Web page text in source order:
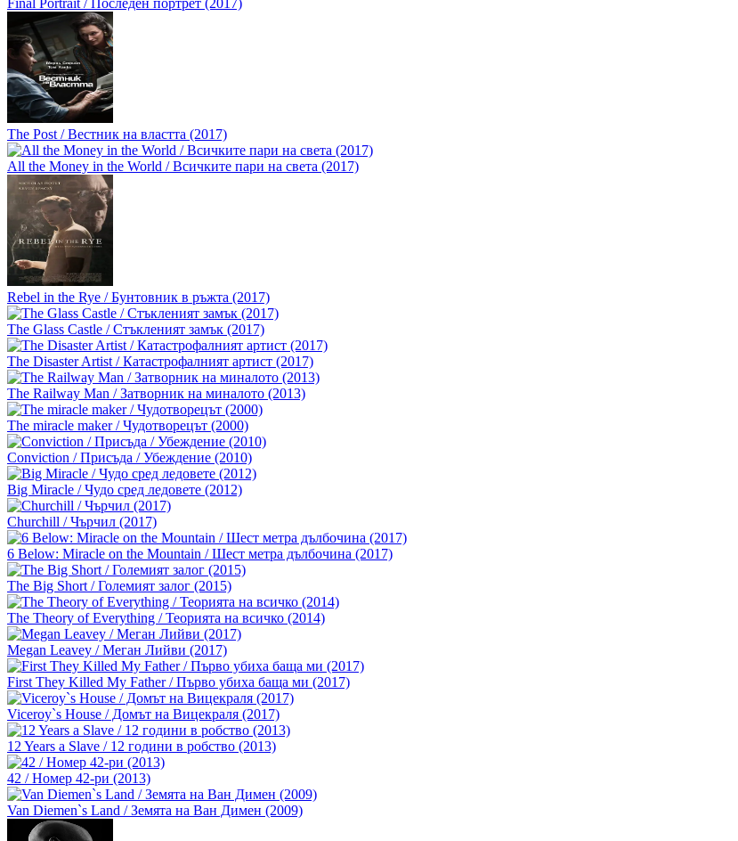
The Post / Вестник на властта (2017)
All the Money in the World / Всичките пари на света (2017)
Rebel in the Rye / Бунтовник в ръжта (2017)
The Glass Castle / Стъкленият замък (2017)
The Disaster Artist / Катастрофалният артист (2017)
The Railway Man / Затворник на миналото (2013)
The miracle maker / Чудотворецът (2000)
Conviction / Присъда / Убеждение (2010)
Big Miracle / Чудо сред ледовете (2012)
Churchill / Чърчил (2017)
6 Below: Miracle on the Mountain / Шест метра дълбочина (2017)
The Big Short / Големият залог (2015)
The Theory of Everything / Теорията на всичко (2014)
Megan Leavey / Меган Лийви (2017)
First They Killed My Father / Първо убиха баща ми (2017)
Viceroy`s House / Домът на Вицекраля (2017)
12 Years a Slave / 12 години в робство (2013)
42 / Номер 42-ри (2013)
Van Diemen`s Land / Земята на Ван Димен (2009)